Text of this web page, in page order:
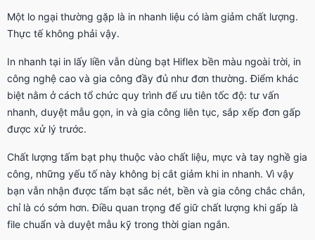
Một lo ngại thường gặp là in nhanh liệu có làm giảm chất lượng.
Thực tế không phải vậy.
In nhanh tại in lấy liền vẫn dùng bạt Hiflex bền màu ngoài trời, in
công nghệ cao và gia công đầy đủ như đơn thường. Điểm khác
biệt nằm ở cách tổ chức quy trình để ưu tiên tốc độ: tư vấn
nhanh, duyệt mẫu gọn, in và gia công liên tục, sắp xếp đơn gấp
được xử lý trước.
Chất lượng tấm bạt phụ thuộc vào chất liệu, mực và tay nghề gia
công, những yếu tố này không bị cắt giảm khi in nhanh. Vì vậy
bạn vẫn nhận được tấm bạt sắc nét, bền và gia công chắc chắn,
chỉ là có sớm hơn. Điều quan trọng để giữ chất lượng khi gấp là
file chuẩn và duyệt mẫu kỹ trong thời gian ngắn.